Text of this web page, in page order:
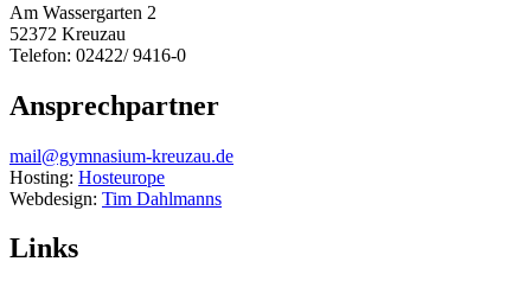
Am Wassergarten 2
52372 Kreuzau
Telefon: 02422/ 9416-0
Ansprechpartner
mail@gymnasium-kreuzau.de
Hosting: Hosteurope
Webdesign: Tim Dahlmanns
Links